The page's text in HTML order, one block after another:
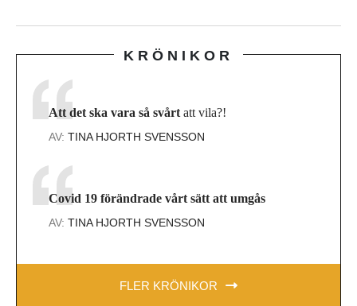
KRÖNIKOR
Att det ska vara så svårt att vila?!
AV: TINA HJORTH SVENSSON
Covid 19 förändrade vårt sätt att umgås
AV: TINA HJORTH SVENSSON
FLER KRÖNIKOR